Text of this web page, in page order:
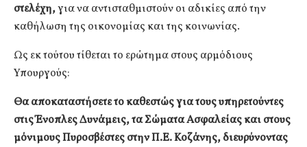
στελέχη,για να αντισταθμιστούν οι αδικίες από την
καθήλωση της οικονομίας και της κοινωνίας.
Ως εκ τούτου τίθεται το ερώτημα στους αρμόδιους
Υπουργούς:
Θα αποκαταστήσετε το καθεστώς γιατους υπηρετούντες
στις Ένοπλες Δυνάμεις, τα Σώματα Ασφαλείας και στους
μόνιμους Πυροσβέστες στην Π.Ε. Κοζάνης, διευρύνοντας